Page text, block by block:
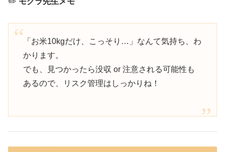
「お米10kgだけ、こっそり…」なんて気持ち、わ
かります。
でも、見つかったら没収 or 注意される可能性も
あるので、リスク管理はしっかりね！